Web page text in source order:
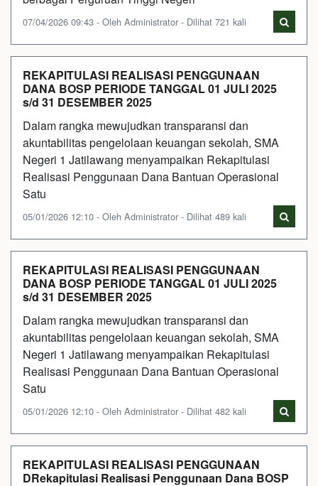
07/04/2026 09:43 - Oleh Administrator - Dilihat 721 kali
REKAPITULASI REALISASI PENGGUNAAN
DANA BOSP PERIODE TANGGAL 01 JULI 2025
s/d 31 DESEMBER 2025
Dalam rangka mewujudkan transparansi dan
akuntabilitas pengelolaan keuangan sekolah, SMA
Negeri 1 Jatilawang menyampaikan Rekapitulasi
Realisasi Penggunaan Dana Bantuan Operasional
Satu
05/01/2026 12:10 - Oleh Administrator - Dilihat 489 kali
REKAPITULASI REALISASI PENGGUNAAN
DANA BOSP PERIODE TANGGAL 01 JULI 2025
s/d 31 DESEMBER 2025
Dalam rangka mewujudkan transparansi dan
akuntabilitas pengelolaan keuangan sekolah, SMA
Negeri 1 Jatilawang menyampaikan Rekapitulasi
Realisasi Penggunaan Dana Bantuan Operasional
Satu
05/01/2026 12:10 - Oleh Administrator - Dilihat 482 kali
REKAPITULASI REALISASI PENGGUNAAN
DRekapitulasi Realisasi Penggunaan Dana BOSP